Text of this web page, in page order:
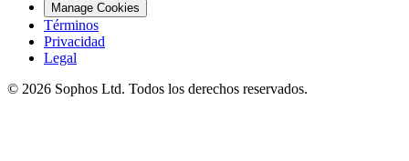
Manage Cookies
Términos
Privacidad
Legal
© 2026 Sophos Ltd. Todos los derechos reservados.